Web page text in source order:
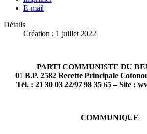
E-mail
Détails
Création : 1 juillet 2022
PARTI COMMUNISTE DU
01 B.P. 2582 Recette Principale
Tél. : 21 30 03 22/97 98 35 65 – Site :
COMMUNIQUE